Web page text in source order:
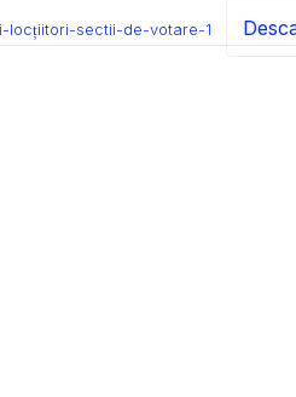
locțiitori-sectii-de-votare-1